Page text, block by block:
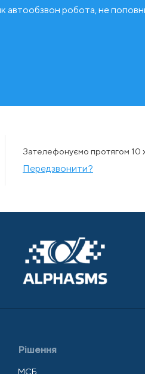
автообзвон робота, не
Зателефонуємо протягом 10
Передзвонити?
Рішення
МСБ